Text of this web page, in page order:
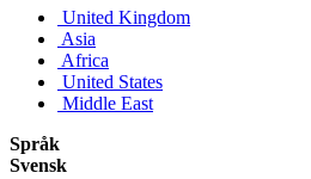
United Kingdom
Asia
Africa
United States
Middle East
Språk
Svensk